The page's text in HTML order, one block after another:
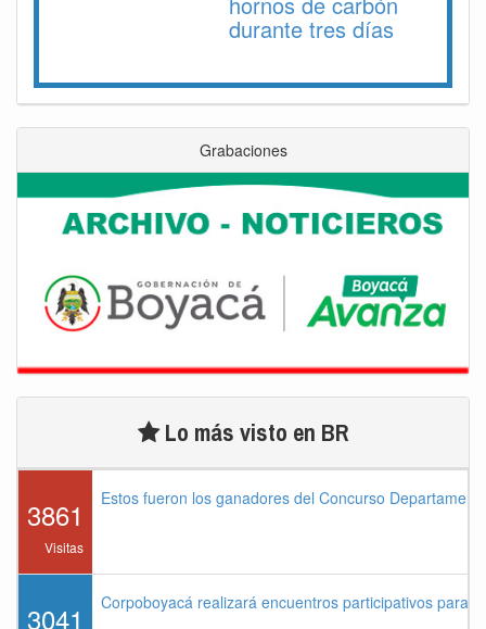
durante tres días
Grabaciones
Lo más visto en BR
3861
Visitas
Estos fueron los ganadores del Concurso
3041 Corpoboyacá realizará encuentros participativos para